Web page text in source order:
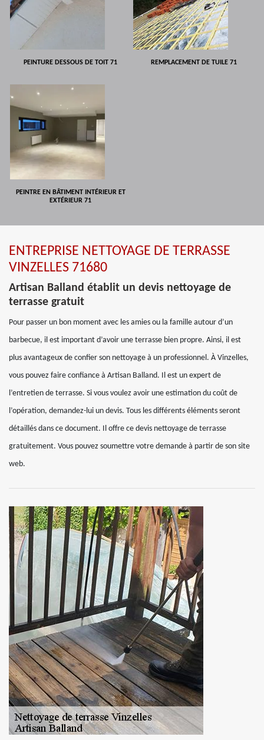
PEINTURE DESSOUS DE TOIT 71 REMPLACEMENT DE TUILE 71
PEINTRE EN BÂTIMENT INTÉRIEUR ET
EXTÉRIEUR 71
ENTREPRISE NETTOYAGE DE TERRASSE
VINZELLES 71680
Artisan Balland établit un devis nettoyage de
terrasse gratuit
Pour passer un bon moment avec les amies ou la famille autour d’un
barbecue, il est important d’avoir une terrasse bien propre. Ainsi, il est
plus avantageux de confier son nettoyage à un professionnel. À Vinzelles,
vous pouvez faire confiance à Artisan Balland. Il est un expert de
l’entretien de terrasse. Si vous voulez avoir une estimation du coût de
l’opération, demandez-lui un devis. Tous les différents éléments seront
détaillés dans ce document. Il offre ce devis nettoyage de terrasse
gratuitement. Vous pouvez soumettre votre demande à partir de son site
web.